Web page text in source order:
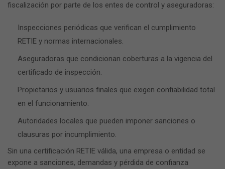
fiscalización por parte de los entes de control y aseguradoras:
Inspecciones periódicas que verifican el cumplimiento
RETIE y normas internacionales.
Aseguradoras que condicionan coberturas a la vigencia del
certificado de inspección.
Propietarios y usuarios finales que exigen confiabilidad total
en el funcionamiento.
Autoridades locales que pueden imponer sanciones o
clausuras por incumplimiento.
Sin una certificación RETIE válida, una empresa o entidad se
expone a sanciones, demandas y pérdida de confianza